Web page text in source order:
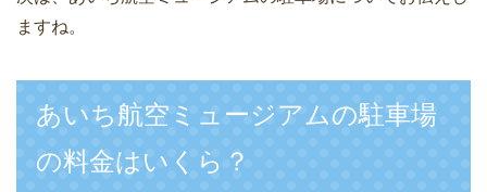
ますね。
あいち航空ミュージアムの駐車場
の料金はいくら？